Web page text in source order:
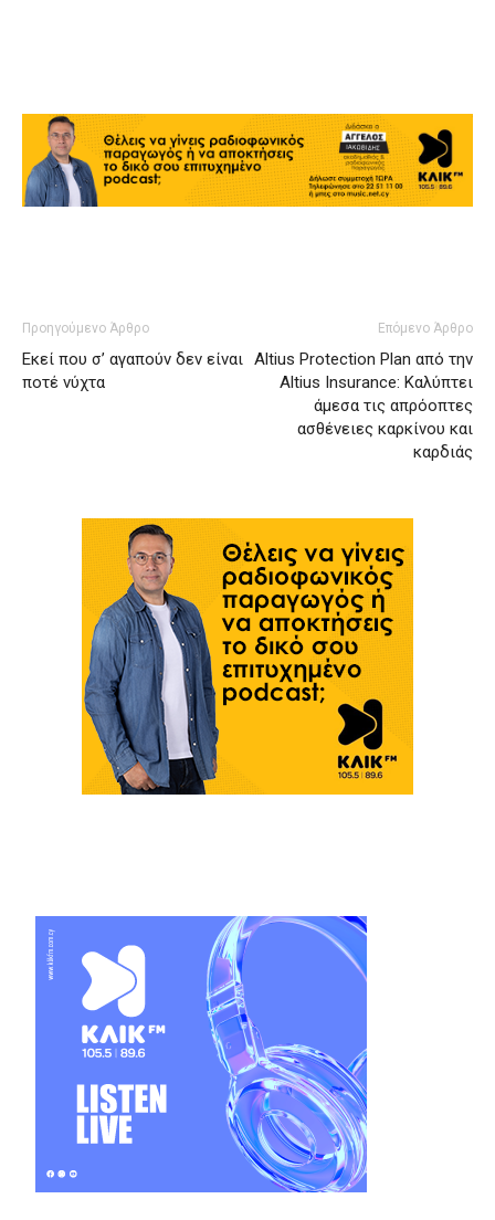
Προηγούμενο Άρθρο
Εκεί που σ’ αγαπούν δεν είναι
ποτέ νύχτα
Επόμενο Άρθρο
Altius Protection Plan από την
Altius Insurance: Καλύπτει
άμεσα τις απρόοπτες
ασθένειες καρκίνου και
καρδιάς